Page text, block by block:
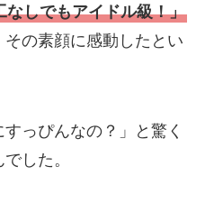
なしでもアイドル級！」
の素顔に感動したとい
っぴんなの？」と驚く
した。